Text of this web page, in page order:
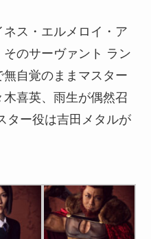
ス・エルメロイ・ア
のサーヴァント ラン
自覚のままマスター
喜英、雨生が偶然召
ター役は吉田メタルが